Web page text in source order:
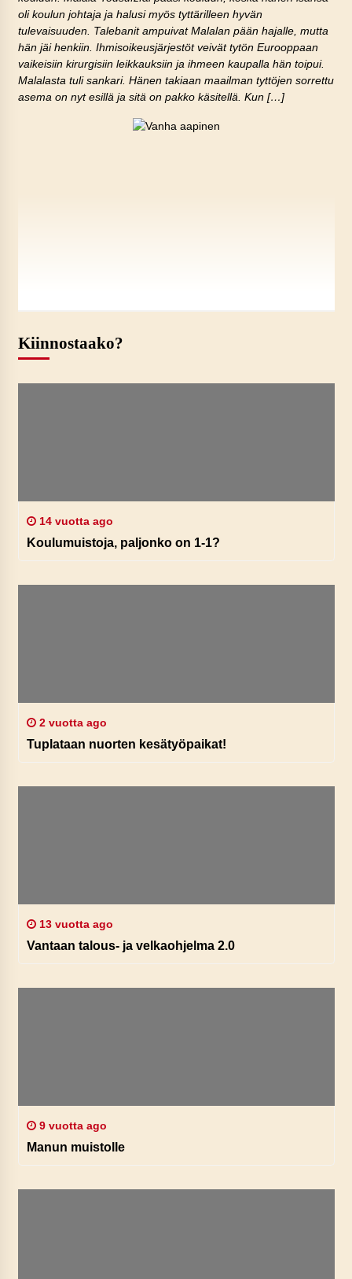
oli koulun johtaja ja halusi myös tyttärilleen hyvän
tulevaisuuden. Talebanit ampuivat Malalan pään hajalle, mutta
hän jäi henkiin. Ihmisoikeusjärjestöt veivät tytön Eurooppaan
vaikeisiin kirurgisiin leikkauksiin ja ihmeen kaupalla hän toipui.
Malalasta tuli sankari. Hänen takiaan maailman tyttöjen sorrettu
asema on nyt esillä ja sitä on pakko käsitellä. Kun […]
Kiinnostaako?
14 vuotta ago
Koulumuistoja, paljonko on 1-1?
2 vuotta ago
Tuplataan nuorten kesätyöpaikat!
13 vuotta ago
Vantaan talous- ja velkaohjelma 2.0
9 vuotta ago
Manun muistolle